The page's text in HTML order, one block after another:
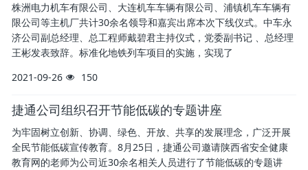
株洲电力机车有限公司、大连机车车辆有限公司、浦镇机车车辆有
限公司等主机厂共计30余名领导和嘉宾出席本次下线仪式。中车永
济公司副总经理、总工程师戴碧君主持仪式，党委副书记 、总经理
王彬发表致辞。标准化地铁列车项目的实施，实现了
2021-09-26
150
捷通公司组织召开节能低碳的专题讲座
为牢固树立创新、协调、绿色、开放、共享的发展理念，广泛开展
全民节能低碳宣传教育。8月25日，捷通公司邀请陕西省安全健康
教育网的老师为公司近30余名相关人员进行了节能低碳的专题讲